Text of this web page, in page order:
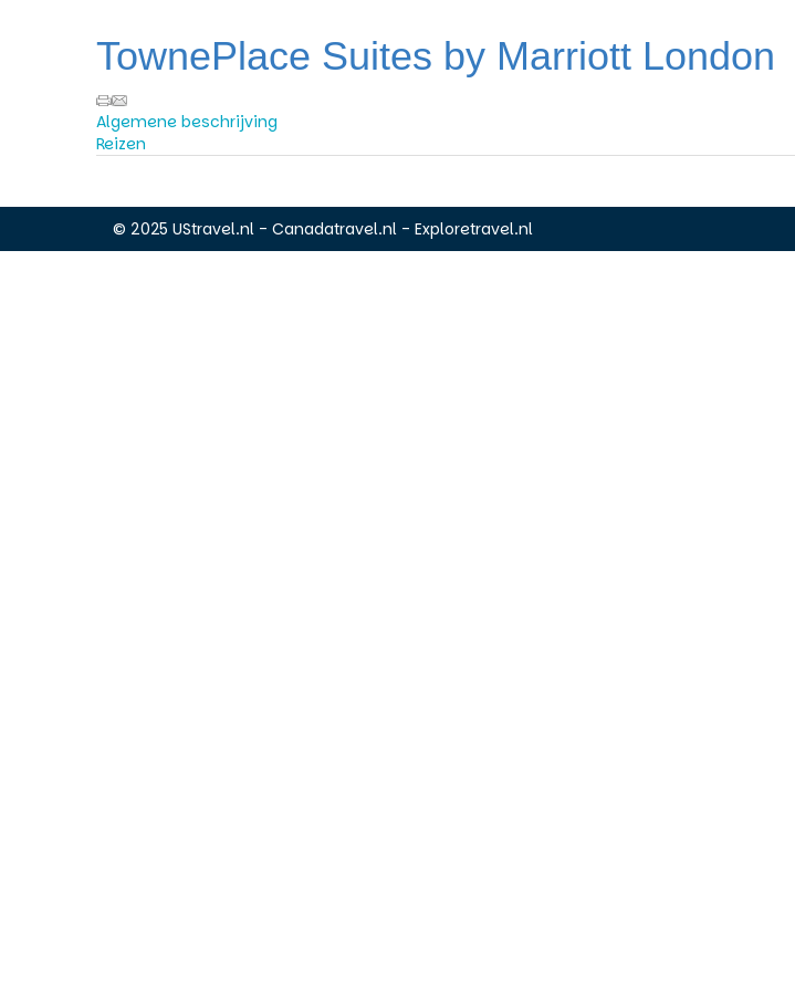
TownePlace Suites by Marriott London
Algemene beschrijving
Reizen
© 2025 UStravel.nl - Canadatravel.nl - Exploretravel.nl